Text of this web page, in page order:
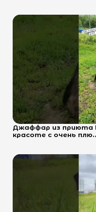
Джаффар из приюта
красоте с очень